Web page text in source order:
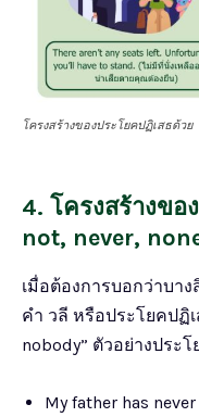
โครงสร้างของประโยคปฏิเสธด้วย
4. โครงสร้างขอ
not, never,
เมื่อต้องการบอกว่าบาง
คำ วลี หรือประโยคปฏิเ
nobody” ตัวอย่างประ
My father has